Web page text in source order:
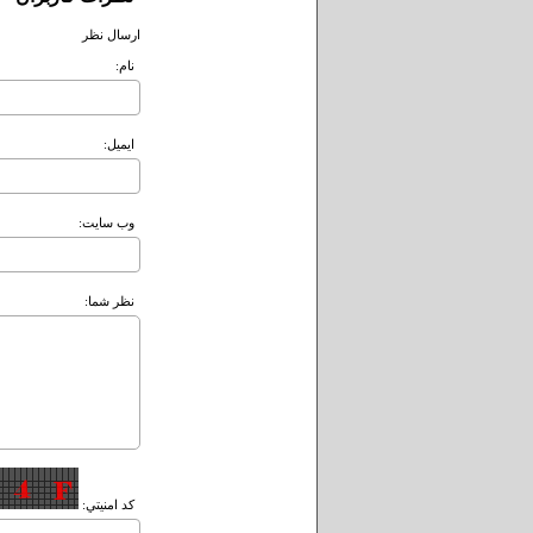
ارسال نظر
نام:
ايميل:
وب سايت:
نظر شما:
کد امنيتي: